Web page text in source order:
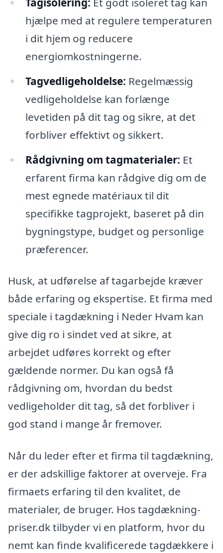
hjælpe med at regulere temperaturen
i dit hjem og reducere
energiomkostningerne.
Tagvedligeholdelse: Regelmæssig
vedligeholdelse kan forlænge
levetiden på dit tag og sikre, at det
forbliver effektivt og sikkert.
Rådgivning om tagmaterialer: Et
erfarent firma kan rådgive dig om de
mest egnede matériaux til dit
specifikke tagprojekt, baseret på din
bygningstype, budget og personlige
præferencer.
Husk, at udførelse af tagarbejde kræver
både erfaring og ekspertise. Et firma med
speciale i tagdækning i Neder Hvam kan
give dig ro i sindet ved at sikre, at
arbejdet udføres korrekt og efter
gældende normer. Du kan også få
rådgivning om, hvordan du bedst
vedligeholder dit tag, så det forbliver i
god stand i mange år fremover.
Når du leder efter et firma til tagdækning,
er der adskillige faktorer at overveje. Fra
firmaets erfaring til den kvalitet, de
materialer, de bruger. Hos tagdækning-
priser.dk tilbyder vi en platform, hvor du
nemt kan finde kvalificerede tagdækkere i